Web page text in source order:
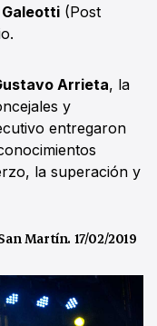
Galeotti (Post
Arrieta, la
y
entregaron
la superación y
Martín. 17/02/2019